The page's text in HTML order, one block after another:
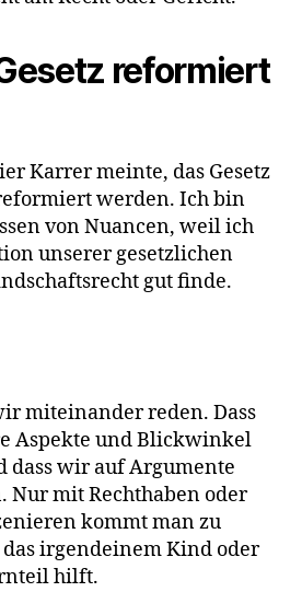
reformiert
Karrer meinte, das Gesetz
werden. Ich bin
von Nuancen, weil ich
unserer gesetzlichen
gut finde.
miteinander reden. Dass
Aspekte und Blickwinkel
dass wir auf Argumente
Nur mit Rechthaben oder
kommt man zu
irgendeinem Kind oder
hilft.